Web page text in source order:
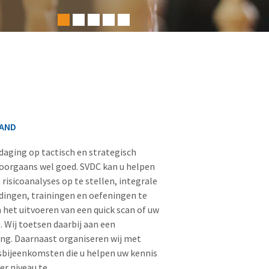
op tactisch en strategisch
wel goed. SVDC kan u helpen
op te stellen, integrale
trainingen en oefeningen te
uitvoeren van een quick scan of uw
toetsen daarbij aan een
Daarnaast organiseren wij met
die u helpen uw kennis